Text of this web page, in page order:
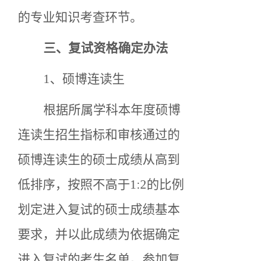
的专业知识考查环节。
三、复试资格确定办法
1、 硕博连读生
根据所属学科本年度硕博
连读生招生指标和审核通过的
硕博连读生的硕士成绩从高到
低排序，按照不高于1:2的比例
划定进入复试的硕士成绩基本
要求，并以此成绩为依据确定